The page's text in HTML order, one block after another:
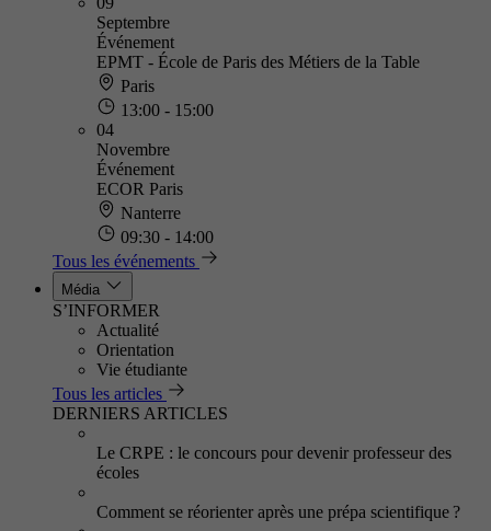
Septembre
Événement
EPMT - École de Paris des Métiers de la Table
Paris
13:00 - 15:00
04
Novembre
Événement
ECOR Paris
Nanterre
09:30 - 14:00
Tous les événements
Média
S’INFORMER
Actualité
Orientation
Vie étudiante
Tous les articles
DERNIERS ARTICLES
Le CRPE : le concours pour devenir professeur des
écoles
Comment se réorienter après une prépa scientifique ?